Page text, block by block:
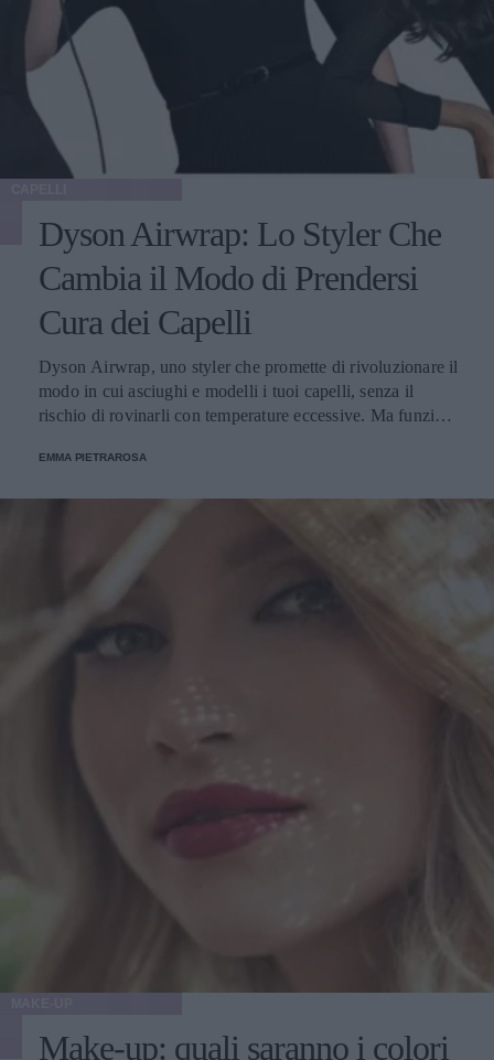
Dyson Airwrap: Lo Styler Che
Cambia il Modo di Prendersi
Cura dei Capelli
Dyson Airwrap, uno styler che promette di rivoluzionare il
modo in cui asciughi e modelli i tuoi capelli, senza il
rischio di rovinarli con temperature eccessive. Ma funziona
EMMA PIETRAROSA
Make-up: quali saranno i colori